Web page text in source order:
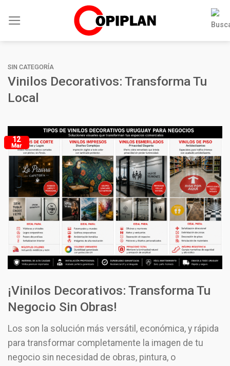
SIN CATEGORÍA
Vinilos Decorativos: Transforma Tu
Local
12
Mar
¡Vinilos Decorativos: Transforma Tu
Negocio Sin Obras!
Los son la solución más versátil, económica, y rápida
para transformar completamente la imagen de tu
negocio sin necesidad de obras, pintura, o